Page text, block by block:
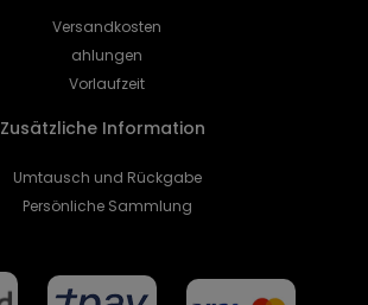
Versandkosten
ahlungen
Vorlaufzeit
Zusätzliche Information
Umtausch und Rückgabe
Persönliche Sammlung